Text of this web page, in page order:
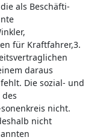
als Beschäfti-
für Kraftfahrer,3.
daraus
Die sozial- und
nicht.
nicht